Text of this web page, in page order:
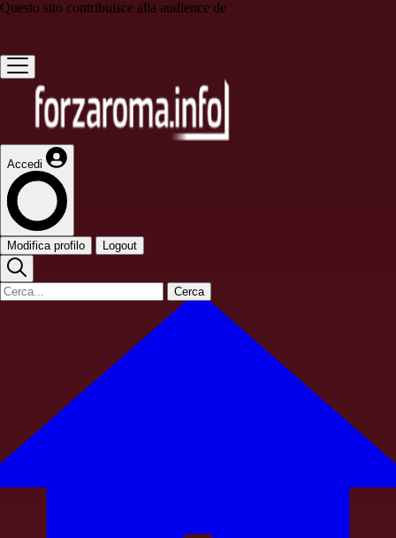
Questo sito contribuisce alla audience de
Accedi
Modifica profilo Logout
Cerca